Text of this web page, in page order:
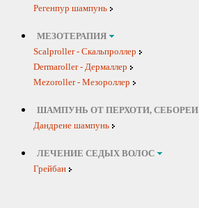
Регенпур шампунь
МЕЗОТЕРАПИЯ
Scalproller - Скальпроллер
Dermaroller - Дермаллер
Mezoroller - Мезороллер
ШАМПУНЬ ОТ ПЕРХОТИ, СЕБОРЕИ
Дандрене шампунь
ЛЕЧЕНИЕ СЕДЫХ ВОЛОС
Грейбан